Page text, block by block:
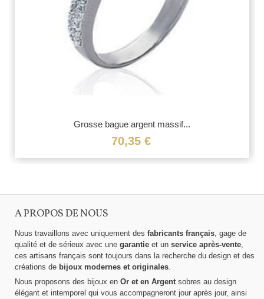
Grosse bague argent massif...
70,35 €
A PROPOS DE NOUS
Nous travaillons avec uniquement des fabricants français, gage de
qualité et de sérieux avec une garantie et un service après-vente,
ces artisans français sont toujours dans la recherche du design et des
créations de bijoux modernes et originales.
Nous proposons des bijoux en Or et en Argentsobres au design
élégant et intemporel qui vous accompagneront jour après jour, ainsi